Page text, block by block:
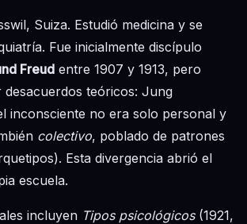
Suiza. Estudió medicina y se
Fue inicialmente discípulo
Freud entre 1907 y 1913, pero
teóricos: Jung
inconsciente no era solo personal y
colectivo, poblado de patrones
Esta divergencia abrió el
escuela.
incluyen Tipos psicológicos(1921,